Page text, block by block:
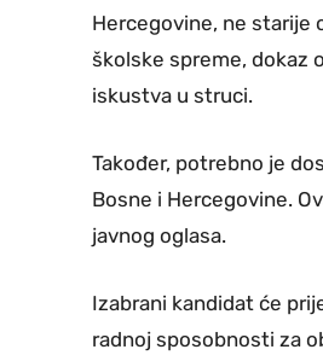
Hercegovine, ne starije
školske spreme, dokaz
iskustva u struci.
Također, potrebno je
Bosne i Hercegovine.
javnog oglasa.
Izabrani kandidat će
radnoj sposobnosti za